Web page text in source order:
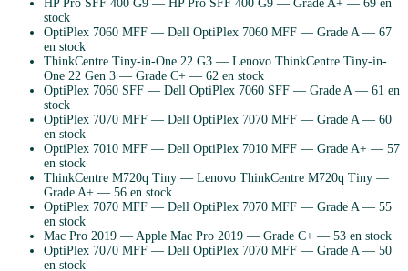
HP Pro SFF 400 G9 — HP Pro SFF 400 G9 — Grade A+ — 69 en
stock
OptiPlex 7060 MFF — Dell OptiPlex 7060 MFF — Grade A— 67
en stock
ThinkCentre Tiny-in-One 22 G3 — Lenovo ThinkCentre Tiny-in-
One 22 Gen 3 — Grade C+ — 62 en stock
OptiPlex 7060 SFF — Dell OptiPlex 7060 SFF — Grade A— 61 en
stock
OptiPlex 7070 MFF — Dell OptiPlex 7070 MFF — Grade A— 60
en stock
OptiPlex 7010 MFF — Dell OptiPlex 7010 MFF — Grade A+ — 57
en stock
ThinkCentre M720q Tiny — Lenovo ThinkCentre M720q Tiny —
Grade A+ — 56 en stock
OptiPlex 7070 MFF — Dell OptiPlex 7070 MFF — Grade A— 55
en stock
Mac Pro 2019 — Apple Mac Pro 2019 — Grade C+ — 53 en stock
OptiPlex 7070 MFF — Dell OptiPlex 7070 MFF — Grade A— 50
en stock